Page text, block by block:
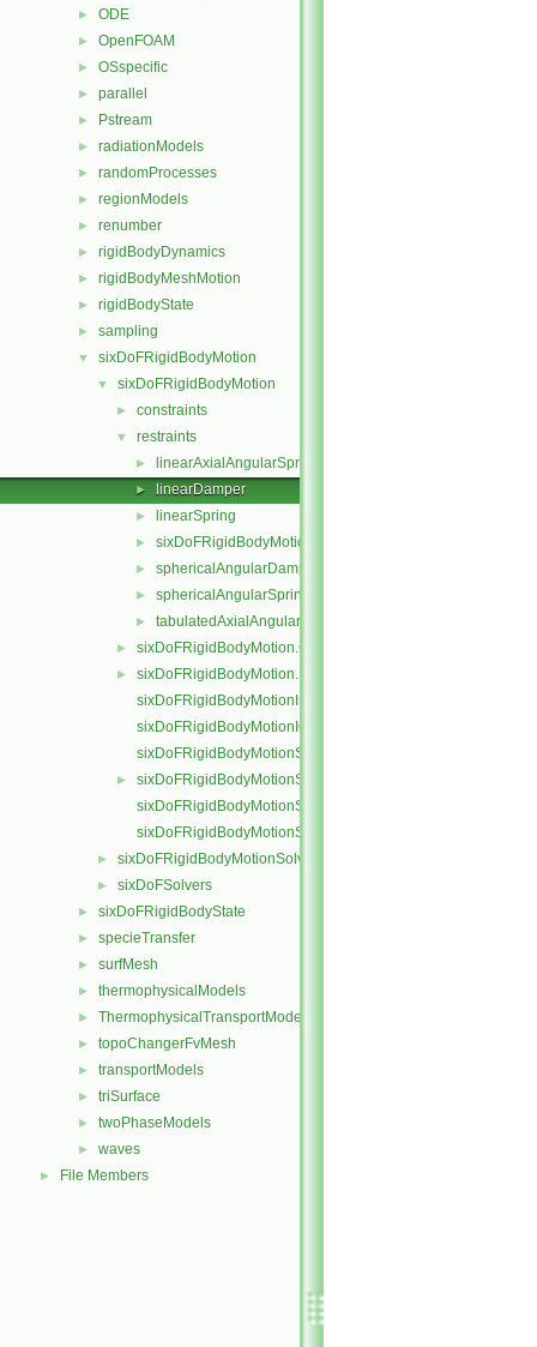
► ODE
► OpenFOAM
► OSspecific
► parallel
► Pstream
► radiationModels
► randomProcesses
► regionModels
► renumber
► rigidBodyDynamics
► rigidBodyMeshMotion
► rigidBodyState
► sampling
▼ sixDoFRigidBodyMotion
▼ sixDoFRigidBodyMotion
► constraints
▼ restraints
► linearAxialAngularSpring
► linearDamper
► linearSpring
► sixDoFRigidBodyMotionRestraint
► sphericalAngularDamper
► sphericalAngularSpring
► tabulatedAxialAngularSpring
► sixDoFRigidBodyMotion.C
►
sixDoFRigidBodyMotion.H
sixDoFRigidBodyMotionI.H
sixDoFRigidBodyMotionIO.C
sixDoFRigidBodyMotionState.C
►
sixDoFRigidBodyMotionState.H
sixDoFRigidBodyMotionStateI.H
sixDoFRigidBodyMotionStateIO.C
► sixDoFRigidBodyMotionSolver
► sixDoFSolvers
► sixDoFRigidBodyState
► specieTransfer
► surfMesh
► thermophysicalModels
► ThermophysicalTransportModels
► topoChangerFvMesh
► transportModels
► triSurface
► twoPhaseModels
► waves
► File Members